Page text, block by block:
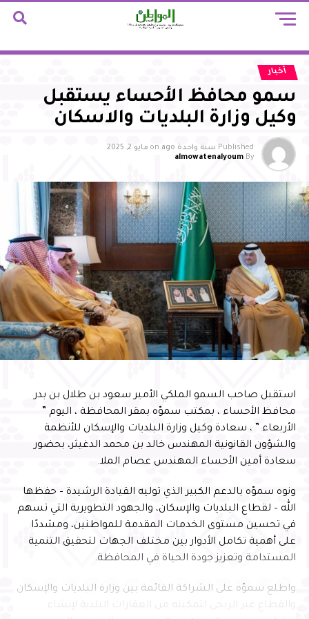
أخبار
سمو محافظ الأحساء يستقبل
وكيل وزارة البلديات والاسكان
Published سنة واحدة ago on مايو 2, 2025
By
almowatenalyoum
استقبل صاحب السمو الملكي الأمير سعود بن طلال بن بدر
محافظ الأحساء ، بمكتب سموّه بمقر المحافظة ، اليوم ”
الأربعاء ” ، سعادة وكيل وزارة البلديات والإسكان للأنظمة
والشؤون القانونية المهندس خالد بن محمد الدغيثر، بحضور
سعادة أمين الأحساء المهندس عصام الملا.
ونوه سموّه بالدعم الكبير الذي توليه القيادة الرشيدة – حفظها
الله – لقطاع البلديات والإسكان، والجهود التطويرية التي تسهم
في تحسين مستوى الخدمات المقدمة للمواطنين، ومشددًا
على أهمية تكامل الأدوار بين مختلف الجهات لتحقيق التنمية
المستدامة وتعزيز جودة الحياة في المحافظة.
واطلع سموّه على الشراكة القائمة بين وزارة البلديات والإسكان